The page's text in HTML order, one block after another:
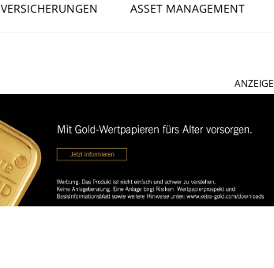
VERSICHERUNGEN ASSET MANAGEMENT
ANZEIGE